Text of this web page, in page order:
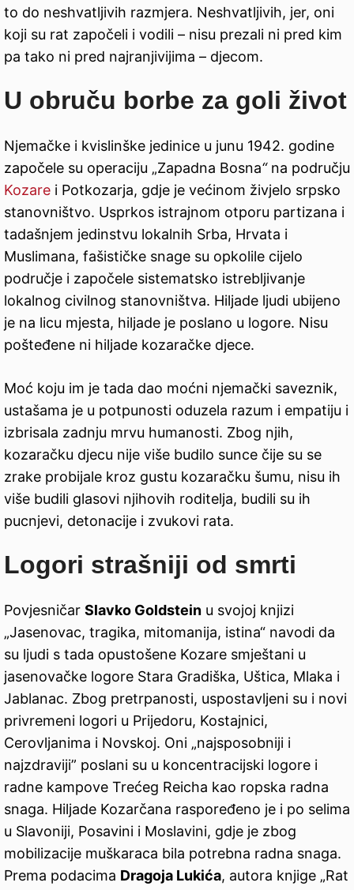
to do neshvatljivih razmjera. Neshvatljivih, jer, oni
koji su rat započeli i vodili – nisu prezali ni pred kim
pa tako ni pred najranjivijima – djecom.
U obruču borbe za goli život
Njemačke i kvislinške jedinice u junu 1942. godine
započele su operaciju „Zapadna Bosna“ na području
Kozare i Potkozarja, gdje je većinom živjelo srpsko
stanovništvo. Usprkos istrajnom otporu partizana i
tadašnjem jedinstvu lokalnih Srba, Hrvata i
Muslimana, fašističke snage su opkolile cijelo
područje i započele sistematsko istrebljivanje
lokalnog civilnog stanovništva. Hiljade ljudi ubijeno
je na licu mjesta, hiljade je poslano u logore. Nisu
pošteđene ni hiljade kozaračke djece.
Moć koju im je tada dao moćni njemački saveznik,
ustašama je u potpunosti oduzela razum i empatiju i
izbrisala zadnju mrvu humanosti. Zbog njih,
kozaračku djecu nije više budilo sunce čije su se
zrake probijale kroz gustu kozaračku šumu, nisu ih
više budili glasovi njihovih roditelja, budili su ih
pucnjevi, detonacije i zvukovi rata.
Logori strašniji od smrti
Povjesničar Slavko Goldstein u svojoj knjizi
„Jasenovac, tragika, mitomanija, istina“ navodi da
su ljudi s tada opustošene Kozare smještani u
jasenovačke logore Stara Gradiška, Uštica, Mlaka i
Jablanac. Zbog pretrpanosti, uspostavljeni su i novi
privremeni logori u Prijedoru, Kostajnici,
Cerovljanima i Novskoj. Oni „najsposobniji i
najzdraviji” poslani su u koncentracijski logore i
radne kampove Trećeg Reicha kao ropska radna
snaga. Hiljade Kozarčana raspoređeno je i po selima
u Slavoniji, Posavini i Moslavini, gdje je zbog
mobilizacije muškaraca bila potrebna radna snaga.
Prema podacima Dragoja Lukića, autora knjige „Rat